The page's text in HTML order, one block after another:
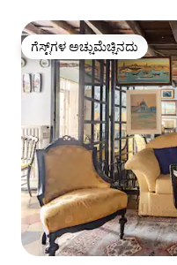
ಗೆಸ್ಟ್‌ಗಳ ಅಚ್ಚುಮೆಚ್ಚಿನದು
ಗೆಸ್ಟ್‌ಗಳ ಅಚ್ಚುಮೆಚ್ಚಿನದು